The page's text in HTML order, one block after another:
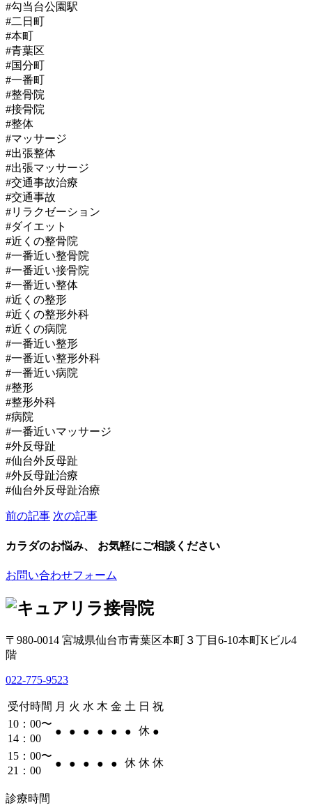
#勾当台公園駅
#二日町
#本町
#青葉区
#国分町
#一番町
#整骨院
#接骨院
#整体
#マッサージ
#出張整体
#出張マッサージ
#交通事故治療
#交通事故
#リラクゼーション
#ダイエット
#近くの整骨院
#一番近い整骨院
#一番近い接骨院
#一番近い整体
#近くの整形
#近くの整形外科
#近くの病院
#一番近い整形
#一番近い整形外科
#一番近い病院
#整形
#整形外科
#病院
#一番近いマッサージ
#外反母趾
#仙台外反母趾
#外反母趾治療
#仙台外反母趾治療
前の記事 次の記事
カラダのお悩み、 お気軽にご相談ください
お問い合わせフォーム
〒980-0014 宮城県仙台市青葉区本町３丁目6-10本町Kビル4
階
022-775-9523
受付時間 月 火 水 木 金 土 日 祝
10：00〜
14：00
● ● ● ● ● ● 休 ●
15：00〜
21：00
● ● ● ● ● 休 休 休
診療時間